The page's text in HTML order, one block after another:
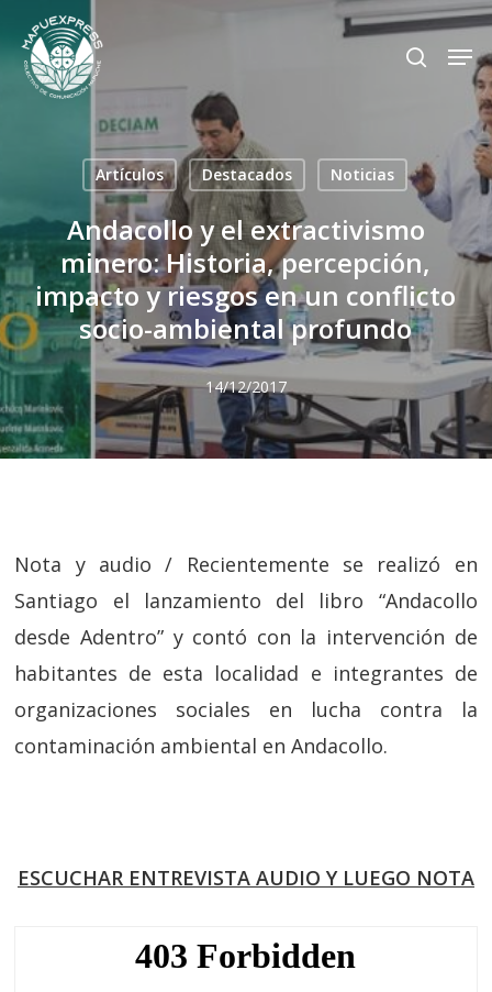
Skip
to
main
search
Artículos Destacados Noticias
Andacollo y el extractivismo
minero: Historia, percepción,
impacto y riesgos en un conflicto
socio-ambiental profundo
14/12/2017
Nota y audio / Recientemente se realizó en
Santiago el lanzamiento del libro “Andacollo
desde Adentro” y contó con la intervención de
habitantes de esta localidad e integrantes de
organizaciones sociales en lucha contra la
contaminación ambiental en Andacollo.
ESCUCHAR ENTREVISTA AUDIO Y LUEGO NOTA
Close
Menu